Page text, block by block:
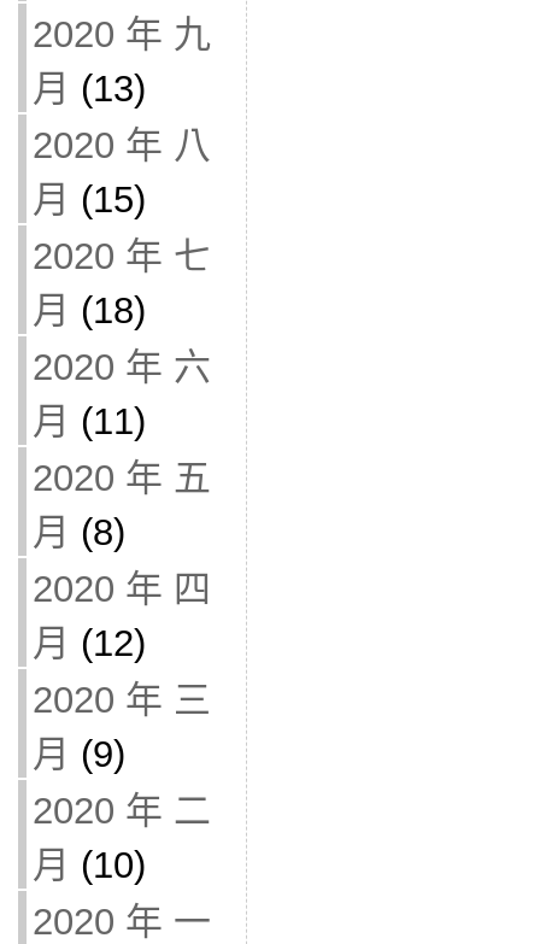
2020 年 九
月 (13)
2020 年 八
月 (15)
2020 年 七
月 (18)
2020 年 六
月 (11)
2020 年 五
月 (8)
2020 年 四
月 (12)
2020 年 三
月 (9)
2020 年 二
月 (10)
2020 年 一